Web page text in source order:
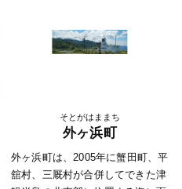
ねこのまちづくり」に力を入れて
おります。
そとがはままち
外ヶ浜町
外ヶ浜町は、2005年に蟹田町、平
舘村、三厩村が合併してできた津